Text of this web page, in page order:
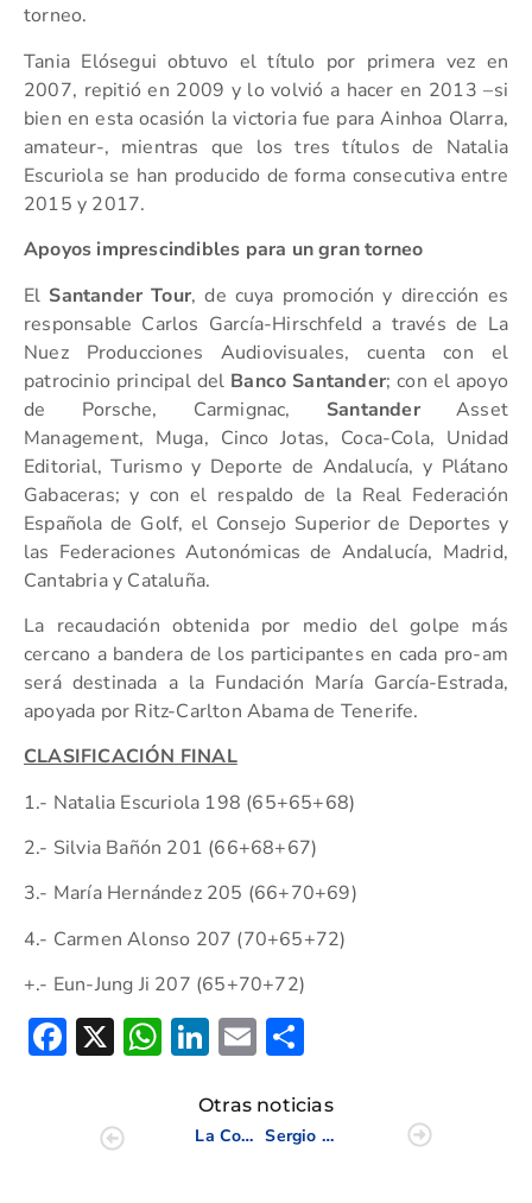
torneo.
Tania Elósegui obtuvo el título por primera vez en
2007, repitió en 2009 y lo volvió a hacer en 2013 –si
bien en esta ocasión la victoria fue para Ainhoa Olarra,
amateur-, mientras que los tres títulos de Natalia
Escuriola se han producido de forma consecutiva entre
2015 y 2017.
Apoyos imprescindibles para un gran torneo
El Santander Tour, de cuya promoción y dirección es
responsable Carlos García-Hirschfeld a través de La
Nuez Producciones Audiovisuales, cuenta con el
patrocinio principal del Banco Santander; con el apoyo
de Porsche, Carmignac, SantanderAsset
Management, Muga, Cinco Jotas, Coca-Cola, Unidad
Editorial, Turismo y Deporte de Andalucía, y Plátano
Gabaceras; y con el respaldo de la Real Federación
Española de Golf, el Consejo Superior de Deportes y
las Federaciones Autonómicas de Andalucía, Madrid,
Cantabria y Cataluña.
La recaudación obtenida por medio del golpe más
cercano a bandera de los participantes en cada pro-am
será destinada a la Fundación María García-Estrada,
apoyada por Ritz-Carlton Abama de Tenerife.
CLASIFICACIÓN FINAL
1.- Natalia Escuriola 198 (65+65+68)
2.- Silvia Bañón 201 (66+68+67)
3.- María Hernández 205 (66+70+69)
4.- Carmen Alonso 207 (70+65+72)
+.- Eun-Jung Ji 207 (65+70+72)
Facebook
X WhatsApp
LinkedIn
Email
Otras noticias
La Comunidad Valenciana Campeona por Equipos Sub-14
Sergio García, maestro y señor de Valderrama